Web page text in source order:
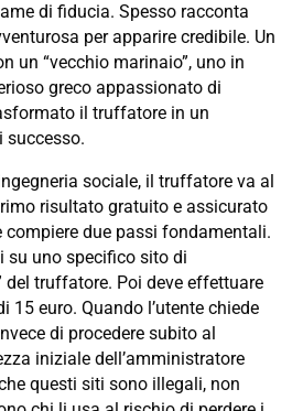
di fiducia. Spesso racconta
per apparire credibile. Un
un “vecchio marinaio”, uno in
greco appassionato di
il truffatore in un
successo.
sociale, il truffatore va al
risultato gratuito e assicurato
compiere due passi fondamentali.
su uno specifico sito di
del truffatore. Poi deve effettuare
15 euro. Quando l’utente chiede
di procedere subito al
iniziale dell’amministratore
questi siti sono illegali, non